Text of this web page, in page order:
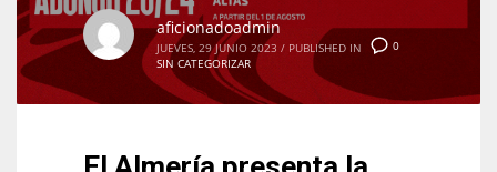
0
aficionadoadmin
JUEVES, 29 JUNIO 2023 / PUBLISHED IN
SIN CATEGORIZAR